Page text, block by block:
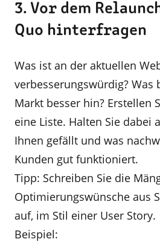
3. Vor dem
Quo hinterfragen
Was ist an der aktuellen
verbesserungswürdig? Was
Markt besser hin? Erstellen
eine Liste. Halten Sie dabei
Ihnen gefällt und was
Kunden gut funktioniert.
Tipp: Schreiben Sie die
Optimierungswünsche aus
auf, im Stil einer User Story.
Beispiel: